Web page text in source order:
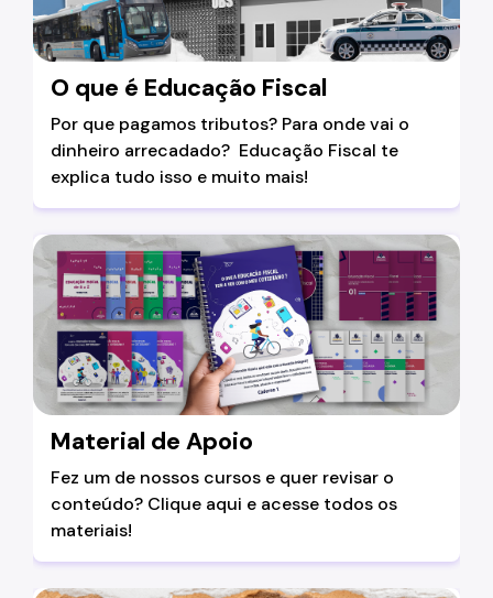
O que é Educação Fiscal
Por que pagamos tributos? Para onde vai o
dinheiro arrecadado? Educação Fiscal te
explica tudo isso e muito mais!
Material de Apoio
Fez um de nossos cursos e quer revisar o
conteúdo? Clique aqui e acesse todos os
materiais!